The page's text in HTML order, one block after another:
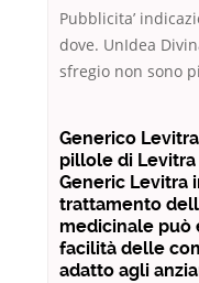
Pubblicita’
dove. UnIdea
sfregio non sono
Generico
pillole di
Generic Levitra
trattamento
medicinale può
facilità delle
adatto agli